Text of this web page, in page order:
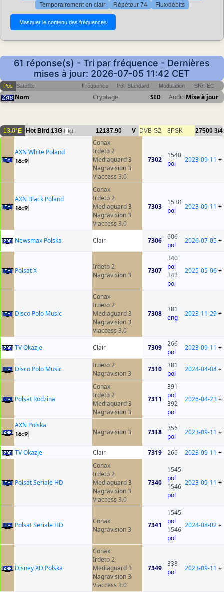
Temporairement en clair
Répéteur 74 Flux/débits
61 réponse(s) - Tri par fréquence - Dernières
mises à jour: 2026-07-05 11:42 CET
Pos Satellite Fréquence Pol Standard Modulation SR/FEC
Nom Cryptage SID AudioMise à jour
13.0°E Hot Bird 13G 61 12187.90 V DVB-S2 8PSK 27500 3/4
AXN White Poland
Conax
Irdeto 2
Mediaguard 3
Nagravision 3
Viaccess 3.0
7302
1540
pol
2023-09-11 +
AXN Black Poland
Conax
Irdeto 2
Mediaguard 3
Nagravision 3
Viaccess 3.0
7303
1538
pol
2023-09-11 +
Newsmax Polska Clair 7306
606
pol
2026-07-05+
Polsat X
Irdeto 2
Nagravision 3
7307
340
pol
343
pol
2025-05-06+
Disco Polo Music
Conax
Irdeto 2
Mediaguard 3
Nagravision 3
Viaccess 3.0
7308
381
eng
2023-11-29+
TV Okazje Clair 7309
266
pol
2023-09-11 +
Disco Polo Music
Irdeto 2
Nagravision 3
7310
381
pol
2024-04-04+
Polsat Rodzina
Conax
Irdeto 2
Mediaguard 3
Nagravision 3
7311
391
pol
392
pol
2026-04-23+
AXN Polska
Nagravision 3
7318
356
pol
2023-09-11 +
TV Okazje Clair 7319 266 2023-09-11 +
Polsat Seriale HD
Conax
Irdeto 2
Mediaguard 3
Nagravision 3
Viaccess 3.0
7340
1545
pol
1546
pol
2023-09-11 +
Polsat Seriale HD
Conax
Nagravision 3
7341
1545
pol
1546
pol
2024-08-02+
Disney XD Polska
Conax
Irdeto 2
Mediaguard 3
Nagravision 3
Viaccess 3.0
7349
338
pol
2023-09-11 +